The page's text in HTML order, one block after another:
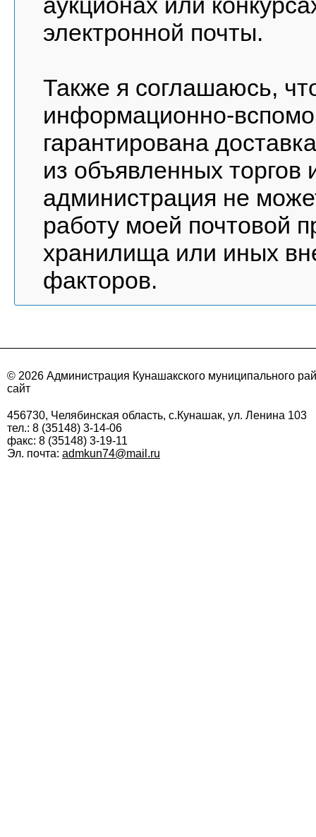
электронной почты.
Также я соглашаюсь,
информационно-
гарантирована
из объявленных торгов
администрация не
работу моей почтовой
хранилища или иных
факторов.
© 2026 Администрация Кунашакского муниципального
сайт
456730, Челябинская область, с.Кунашак, ул. Ленина 103
тел.: 8 (35148) 3-14-06
факс: 8 (35148) 3-19-11
Эл. почта: admkun74@mail.ru